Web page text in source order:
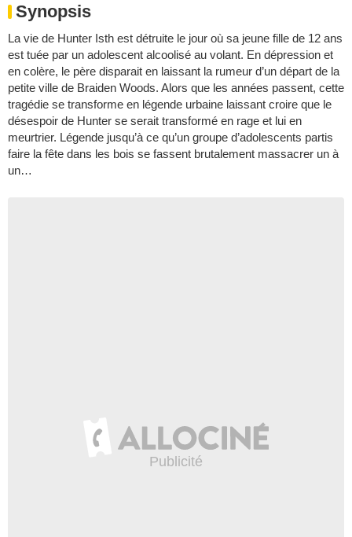
Synopsis
La vie de Hunter Isth est détruite le jour où sa jeune fille de 12 ans
est tuée par un adolescent alcoolisé au volant. En dépression et
en colère, le père disparait en laissant la rumeur d’un départ de la
petite ville de Braiden Woods. Alors que les années passent, cette
tragédie se transforme en légende urbaine laissant croire que le
désespoir de Hunter se serait transformé en rage et lui en
meurtrier. Légende jusqu’à ce qu’un groupe d’adolescents partis
faire la fête dans les bois se fassent brutalement massacrer un à
un…